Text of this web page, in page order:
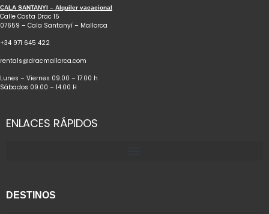
CALA SANTANYI – Alquiler vacacional
Calle Costa Drac 15
07659 – Cala Santanyí – Mallorca
+34 971 645 422
rentals@dracmallorca.com
Lunes – Viernes 09.00 – 17.00 h
Sábados 09.00 – 14.00 H
ENLACES RÁPIDOS
DESTINOS